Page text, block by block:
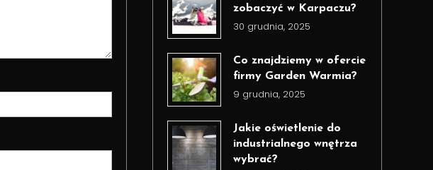
zobaczyć w Karpaczu?
30 grudnia, 2025
Co znajdziemy w ofercie
firmy Garden Warmia?
9 grudnia, 2025
Jakie oświetlenie do
industrialnego wnętrza
wybrać?